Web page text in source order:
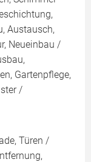
Austausch,
Neueinbau /
Gartenpflege,
/
Türen /